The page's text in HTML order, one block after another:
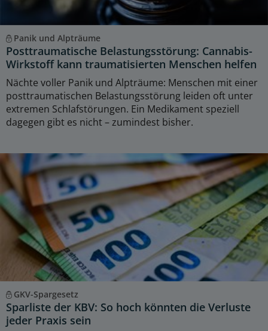
Panik und Alpträume
Posttraumatische Belastungsstörung: Cannabis-
Wirkstoff kann traumatisierten Menschen helfen
Nächte voller Panik und Alpträume: Menschen mit einer
posttraumatischen Belastungsstörung leiden oft unter
extremen Schlafstörungen. Ein Medikament speziell
dagegen gibt es nicht – zumindest bisher.
GKV-Spargesetz
Sparliste der KBV: So hoch könnten die Verluste
jeder Praxis sein